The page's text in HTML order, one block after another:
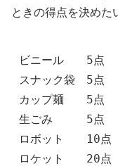
ときの得点を決めた
ビニール　　5点
スナック袋　5点
カップ麺　　5点
生ごみ　　　5点
ロボット　　10点
ロケット　　20点